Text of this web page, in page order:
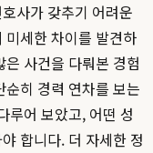
사가 갖추기 어려운
미세한 차이를 발견하
사건을 다뤄본 경험
히 경력 연차를 보는
루어 보았고, 어떤 성
합니다. 더 자세한 정